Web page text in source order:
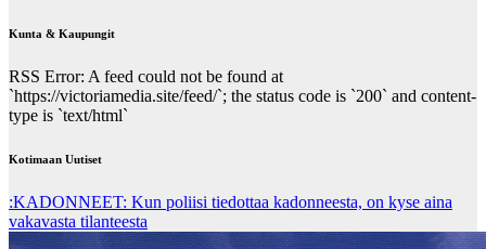
Kunta & Kaupungit
RSS Error: A feed could not be found at
`https://victoriamedia.site/feed/`; the status code is `200` and content-
type is `text/html`
Kotimaan Uutiset
:KADONNEET: Kun poliisi tiedottaa kadonneesta, on kyse aina
vakavasta tilanteesta